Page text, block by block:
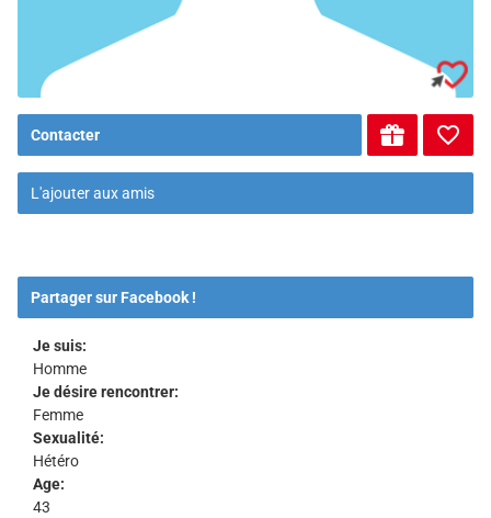
Contacter
L'ajouter aux amis
Partager sur Facebook !
Je suis:
Homme
Je désire rencontrer:
Femme
Sexualité:
Hétéro
Age:
43